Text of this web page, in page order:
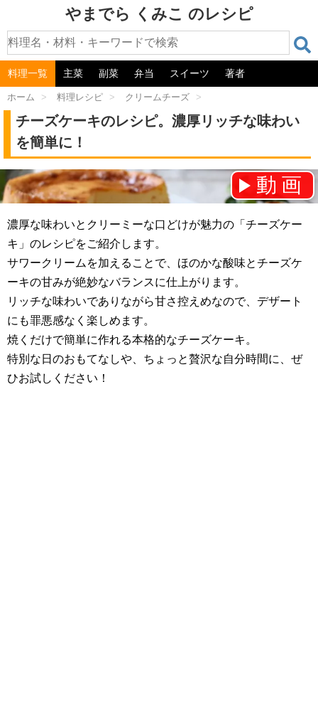
やまでら くみこ のレシピ
料理一覧 主菜 副菜 弁当 スイーツ 著者
ホーム > 料理レシピ > クリームチーズ >
チーズケーキのレシピ。濃厚リッチな味わい
を簡単に！
動画
チャンネル登録をお願いします！⇒
濃厚な味わいとクリーミーな口どけが魅力の「チーズケー
キ」のレシピをご紹介します。
サワークリームを加えることで、ほのかな酸味とチーズケ
ーキの甘みが絶妙なバランスに仕上がります。
リッチな味わいでありながら甘さ控えめなので、デザート
にも罪悪感なく楽しめます。
焼くだけで簡単に作れる本格的なチーズケーキ。
特別な日のおもてなしや、ちょっと贅沢な自分時間に、ぜ
ひお試しください！